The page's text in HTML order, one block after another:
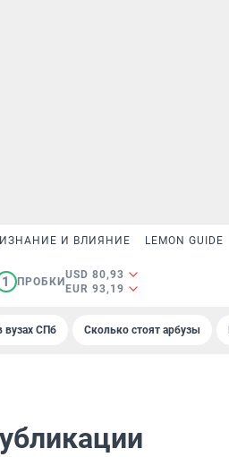
И ВЛИЯНИЕ LEMON GUIDE
1 ПРОБКИ
USD 80,93
EUR 93,19
вузах СПб Сколько стоят арбузы